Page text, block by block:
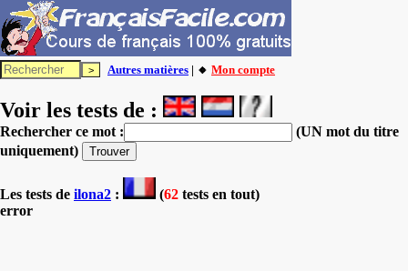
Autres matières | 🔸 Mon compte
Voir les tests de :
Rechercher ce mot :
(UN mot du titre
uniquement)
Les tests de ilona2 : (62 tests en tout)
error